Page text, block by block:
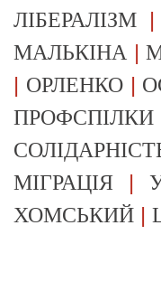
ЛІБЕРАЛІЗМ
МАЛЬКІНА |
| ОРЛЕНКО|
ПРОФСПІЛКИ
МІГРАЦІЯ |
ХОМСЬКИЙ |